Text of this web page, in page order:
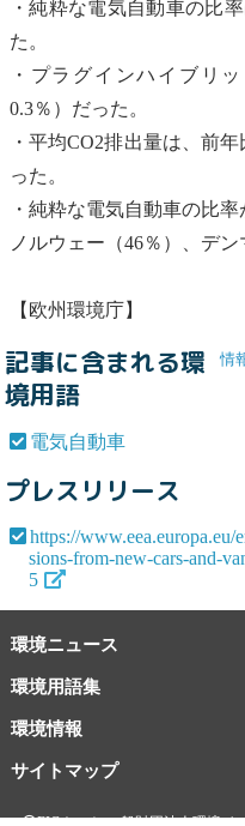
・純粋な電気自動車の比
た。
・プラグインハイブリ
0.3％）だった。
・平均CO2排出量は、前年
った。
・純粋な電気自動車の比率
ノルウェー（46％）、デン
【欧州環境庁】
情
記事に含まれる環
境用語
電気自動車
プレスリリース
https://www.eea.europa.eu/
sions-from-new-cars-and-
5
環境ニュース
環境用語集
環境情報
サイトマップ
EICネット 一般財団法人環境イ